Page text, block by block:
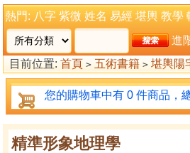
熱門: 八字 紫微 姓名 易經 堪輿 教學
進
目前位置: 首頁 > 五術書籍 > 堪輿陽
您的購物車中有 0 件商品，
精準形象地理學